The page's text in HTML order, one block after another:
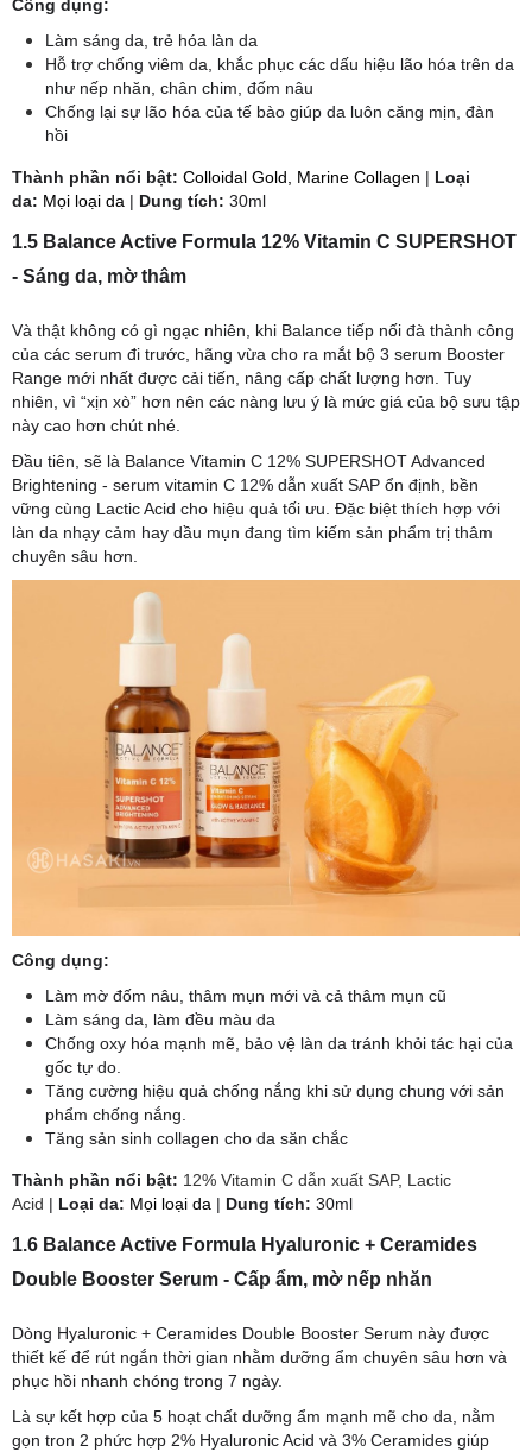
Công dụng:
Làm sáng da, trẻ hóa làn da
Hỗ trợ chống viêm da, khắc phục các dấu hiệu lão hóa trên da
như nếp nhăn, chân chim, đốm nâu
Chống lại sự lão hóa của tế bào giúp da luôn căng mịn, đàn
hồi
​Thành phần nổi bật: Colloidal Gold, Marine Collagen | Loại
da: Mọi loại da | Dung tích: 30ml
1.5 Balance Active Formula 12% Vitamin C SUPERSHOT
- Sáng da, mờ thâm
Và thật không có gì ngạc nhiên, khi Balance tiếp nối đà thành công
của các serum đi trước, hãng vừa cho ra mắt bộ 3 serum Booster
Range mới nhất được cải tiến, nâng cấp chất lượng hơn. Tuy
nhiên, vì “xịn xò” hơn nên các nàng lưu ý là mức giá của bộ sưu tập
này cao hơn chút nhé.
Đầu tiên, sẽ là Balance Vitamin C 12% SUPERSHOT Advanced
Brightening - serum vitamin C 12% dẫn xuất SAP ổn định, bền
vững cùng Lactic Acid cho hiệu quả tối ưu. Đặc biệt thích hợp với
làn da nhạy cảm hay dầu mụn đang tìm kiếm sản phẩm trị thâm
chuyên sâu hơn.
Công dụng:
Làm mờ đốm nâu, thâm mụn mới và cả thâm mụn cũ
Làm sáng da, làm đều màu da
Chống oxy hóa mạnh mẽ, bảo vệ làn da tránh khỏi tác hại của
gốc tự do.
Tăng cường hiệu quả chống nắng khi sử dụng chung với sản
phẩm chống nắng.
Tăng sản sinh collagen cho da săn chắc
​Thành phần nổi bật: 12% Vitamin C dẫn xuất SAP, Lactic
Acid | Loại da: Mọi loại da | Dung tích: 30ml
1.6 Balance Active Formula Hyaluronic + Ceramides
Double Booster Serum - Cấp ẩm, mờ nếp nhăn
Dòng Hyaluronic + Ceramides Double Booster Serum này được
thiết kế để rút ngắn thời gian nhằm dưỡng ẩm chuyên sâu hơn và
phục hồi nhanh chóng trong 7 ngày.
Là sự kết hợp của 5 hoạt chất dưỡng ẩm mạnh mẽ cho da, nằm
gọn tron 2 phức hợp 2% Hyaluronic Acid và 3% Ceramides giúp